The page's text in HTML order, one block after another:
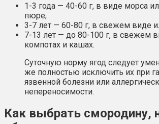
1-3 года — 40-60 г, в виде морса
пюре;
3-7 лет — 60-80 г, в свежем виде
7-13 лет — до 80-100 г, в свежем
компотах и кашах.
Суточную норму ягод следует
же полностью исключить их при
язвенной болезни или
непереносимости.
Как выбрать смородину,